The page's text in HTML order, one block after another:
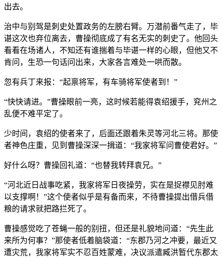
出去。
治中与别驾是刺史处置政务的左膀右臂。万潜前番气走了，毕
谌这次也弃位离去，曹操彻底成了有名无实的刺史了。他回头
看看在场诸人，不知还有谁揣着与毕谌一样的心眼，但他又不
肯问，生恐一句话问出来，大家各言难处一哄而散。
忽有兵丁来报：“起禀将军，有车骑将军使者到！”
“快快请进。”曹操眼前一亮，这时候若能得袁绍援手，兖州之
乱便不难平定了。
少时间，袁绍的使者来了，后面还跟着朱灵等河北三将。那使
者神色庄重，见到曹操深深一揖道：“我家将军问曹使君好。”
好什么呀？曹操回礼道：“也替我转拜袁兄。”
“河北近日战事吃紧，我家将军日夜操劳，实在是捉襟见肘难
以支撑啊！”这个使者似乎是有备而来，不待曹操提出借兵借
粮的请求就把路拦死了。
曹操感觉吃了苍蝇一般的别扭，但还是礼貌地问道：“先生此
来所为何事？”那使者低着脑袋道：“东郡乃河之冲要，最近又
遭灾荒，我家将军实不忍百姓蒙难，决议派遣臧洪暂代东郡太